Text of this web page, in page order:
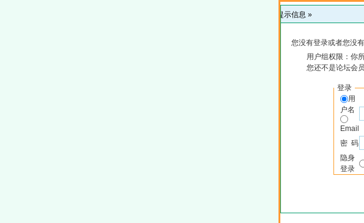
提示信息 »
您没有登录或者您没
用户组权限：你
您还不是论坛会
登录
用
户名
Email
密 码
隐身
登录